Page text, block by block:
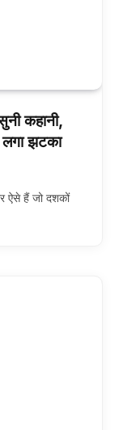
कहानी,
लगा झटका
ऐसे हैं जो दशकों